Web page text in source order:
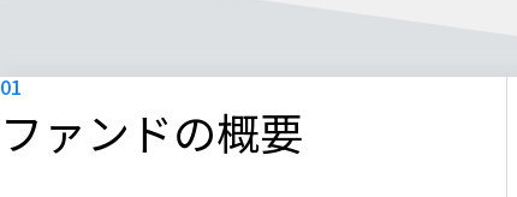
ファンドの概要